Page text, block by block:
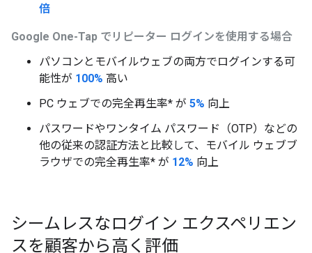
倍
Google One-Tap でリピーター ログインを使用する場合
パソコンとモバイルウェブの両方でログインする可
能性が 100% 高い
PC ウェブでの完全再生率* が 5% 向上
パスワードやワンタイム パスワード（OTP）などの
他の従来の認証方法と比較して、モバイル ウェブブ
ラウザでの完全再生率* が 12% 向上
シームレスなログイン エクスペリエン
スを顧客から高く評価